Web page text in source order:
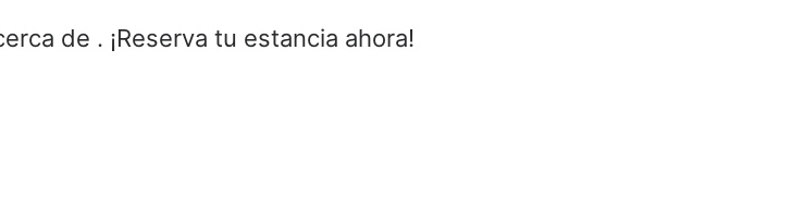
de . ¡Reserva tu estancia ahora!